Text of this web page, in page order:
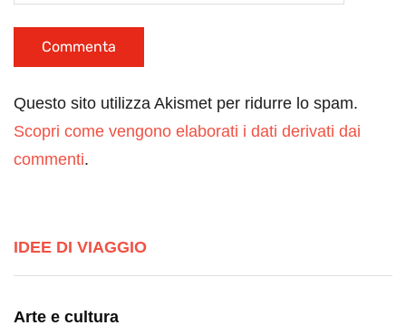
Questo sito utilizza Akismet per ridurre lo spam.
Scopri come vengono elaborati i dati derivati dai
commenti.
IDEE DI VIAGGIO
Arte e cultura